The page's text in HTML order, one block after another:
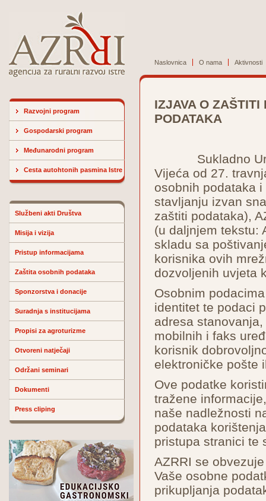
Naslovnica O nama Aktivnosti
Razvojni program
Gospodarski program
Međunarodni program
Cesta autohtonih pasmina Istre
Službeni akti Društva
Misija i vizija
Pristup informacijama
Zaštita osobnih podataka
Sponzorstva i donacije
Suradnja s institucijama
Propisi za agroturizme
Otvoreni natječaji
Održani seminari
Dokumenti
Press cliping
IZJAVA O ZAŠTITI
PODATAKA
Sukladno
Vijeća od 27.
osobnih podataka
stavljanju izvan
zaštiti podataka),
(u daljnjem tekstu:
skladu sa
korisnika ovih
dozvoljenih uvjeta
Osobnim
identitet te podaci
adresa
mobilnih i faks
korisnik
elektroničke pošte
Ove podatke
tražene
naše nadležnosti
podataka
pristupa stranici te
AZRRI se
Vaše osobne
prikupljanja